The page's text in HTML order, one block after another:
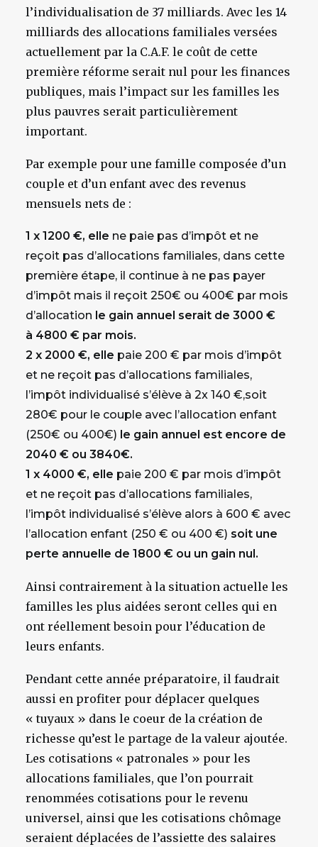
l’individualisation de 37 milliards. Avec les 14
milliards des allocations familiales versées
actuellement par la C.A.F. le coût de cette
première réforme serait nul pour les finances
publiques, mais l’impact sur les familles les
plus pauvres serait particulièrement
important.
Par exemple pour une famille composée d’un
couple et d’un enfant avec des revenus
mensuels nets de :
1 x 1200 €, elle ne paie pas d’impôt et ne
reçoit pas d’allocations familiales, dans cette
première étape, il continue à ne pas payer
d’impôt mais il reçoit 250€ ou 400€ par mois
d’allocation le gain annuel serait de 3000 €
à 4800 € par mois.
2 x 2000 €, elle paie 200 € par mois d’impôt
et ne reçoit pas d’allocations familiales,
l’impôt individualisé s’élève à 2x 140 €,soit
280€ pour le couple avec l’allocation enfant
(250€ ou 400€) le gain annuel est encore de
2040 € ou 3840€.
1 x 4000 €, elle paie 200 € par mois d’impôt
et ne reçoit pas d’allocations familiales,
l’impôt individualisé s’élève alors à 600 € avec
l’allocation enfant (250 € ou 400 €) soit une
perte annuelle de 1800 € ou un gain nul.
Ainsi contrairement à la situation actuelle les
familles les plus aidées seront celles qui en
ont réellement besoin pour l’éducation de
leurs enfants.
Pendant cette année préparatoire, il faudrait
aussi en profiter pour déplacer quelques
« tuyaux » dans le coeur de la création de
richesse qu’est le partage de la valeur ajoutée.
Les cotisations « patronales » pour les
allocations familiales, que l’on pourrait
renommées cotisations pour le revenu
universel, ainsi que les cotisations chômage
seraient déplacées de l’assiette des salaires